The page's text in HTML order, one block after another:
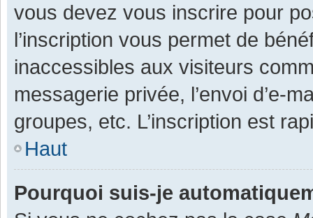
vous devez vous inscrire pour
l’inscription vous permet de
inaccessibles aux visiteurs
messagerie privée, l’envoi d’e-
groupes, etc. L’inscription est
Haut
Pourquoi suis-je